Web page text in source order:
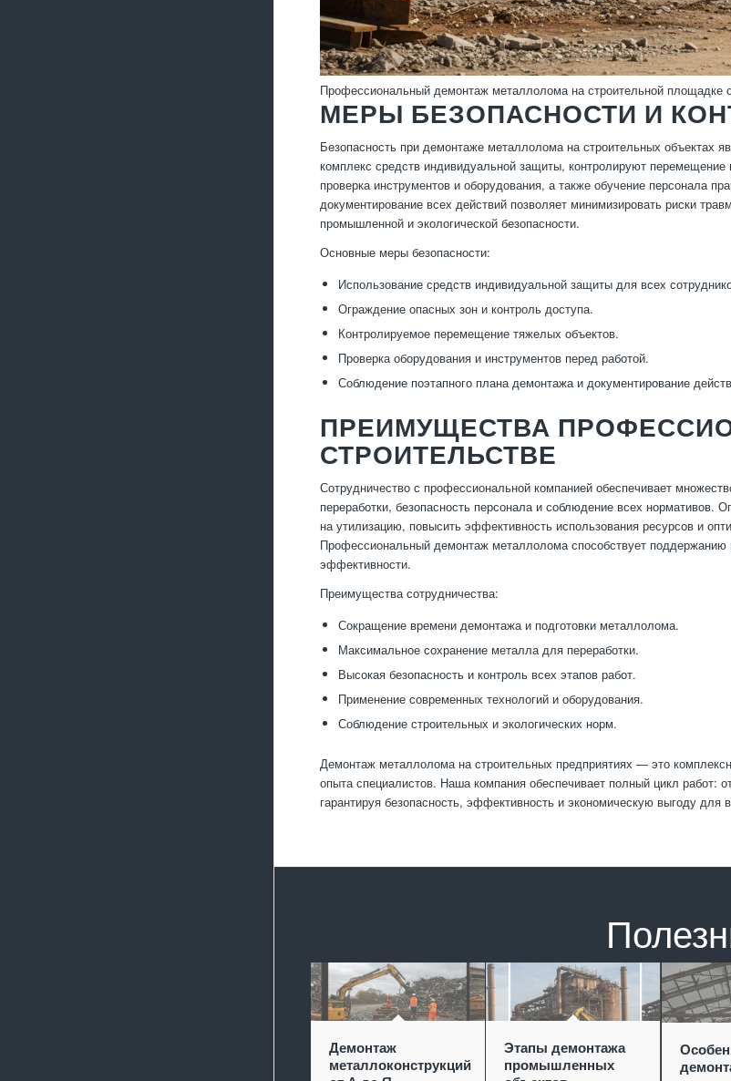
Профессиональный демонтаж металлолома на строительной площадке
МЕРЫ БЕЗОПАСНОСТИ И
Безопасность при демонтаже металлолома на строительных
комплекс средств индивидуальной защиты, контролируют
проверка инструментов и оборудования, а также обучение персонала
документирование всех действий позволяет минимизировать риски
промышленной и экологической безопасности.
Основные меры безопасности:
Использование средств индивидуальной защиты для всех
Ограждение опасных зон и контроль доступа.
Контролируемое перемещение тяжелых объектов.
Проверка оборудования и инструментов перед работой.
Соблюдение поэтапного плана демонтажа и документирование
ПРЕИМУЩЕСТВА
СТРОИТЕЛЬСТВЕ
Сотрудничество с профессиональной компанией обеспечивает
переработки, безопасность персонала и соблюдение всех нормативов.
на утилизацию, повысить эффективность использования ресурсов и
Профессиональный демонтаж металлолома способствует
эффективности.
Преимущества сотрудничества:
Сокращение времени демонтажа и подготовки металлолома.
Максимальное сохранение металла для переработки.
Высокая безопасность и контроль всех этапов работ.
Применение современных технологий и оборудования.
Соблюдение строительных и экологических норм.
Демонтаж металлолома на строительных предприятиях — это
опыта специалистов. Наша компания обеспечивает полный цикл работ:
гарантируя безопасность, эффективность и экономическую выгоду для
Демонтаж
металлоконструкций
Этапы демонтажа
промышленных